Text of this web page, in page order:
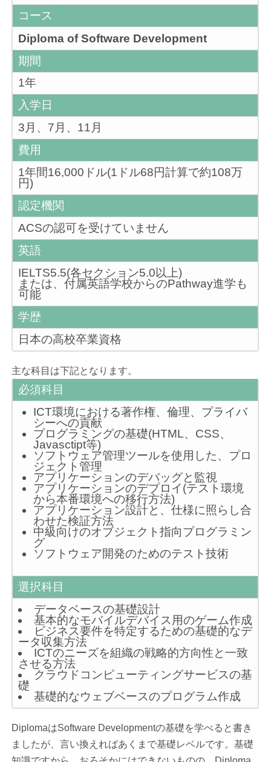
コース
Diploma of Software Development
期間
1年
入学日
3月、7月、11月
費用
1年間16,000ドル(1ドル68円計算で約108万
円)
認定機関
ACSの認可を受けていません
英語
IELTS5.5(各セクション5.0以上)
または、付属英語学校からのPathway進学も
可能
学歴
日本の高校卒業資格
主な科目は下記となります。
必須科目
ICT環境における著作権、倫理、プライバ
シーへの貢献
プログラミングの基礎(HTML、CSS、
Javasctipt等)
ソフトウェア管理ツールを使用した、プロ
ジェクト管理
アプリケーションのデバッグと監視
アプリケーションのデプロイ(テスト環境
から本番環境への移行方法)
アプリケーション設計と、仕様に照らし合
わせた検証方法
中級向けのオブジェクト指向プログラミン
グ
ソフトウェア開発のためのテスト技術
選択科目
データベースの基礎設計
基本的なモバイルデバイス用のゲーム作成
ビジネス要件を特定するための基礎的なデ
ータ収集方法
ICTのニーズを組織の戦略的方向性と一致
させる方法
クラウドコンピューティングサービスの基
礎
基礎的なウェブベースのプログラム作成
DiplomaはSoftware Developmentの基礎を学べると書き
ましたが、言い換えればあくまで基礎レベルです。基礎